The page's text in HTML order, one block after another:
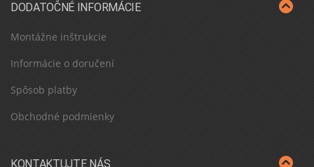
DODATOČNÉ INFORMÁCIE
Montážne inštrukcie
Informácie o doručení
Spôsob platby
Obchodné podmienky
KONTAKTUJTE NÁS